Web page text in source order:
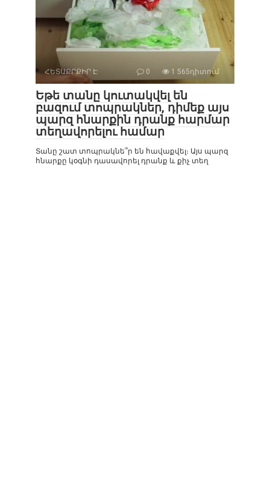
ՀԵՏԱՔՐՔԻՐ Է 0 1 565դիտում
Եթե տանը կուտակվել են
բազում տոպրակներ, դիմեք այս
պարզ հնարքին դրանք հարմար
տեղավորելու համար
Տանը շատ տոպրակնե՞ր են հավաքվել։ Այս պարզ
հնարքը կօգնի դասավորել դրանք և քիչ տեղ